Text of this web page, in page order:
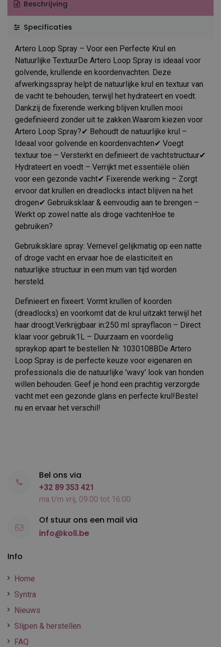
Beschrijving
Specificaties
Artero Loop Spray – Voor een Perfecte Krul en
Natuurlijke TextuurDe Artero Loop Spray is ideaal voor
golvende, krullende en koordenvachten. Deze
afwerkingsspray helpt de natuurlijke krul en textuur van
de vacht te behouden, terwijl het hydrateert en voedt.
Dankzij de fixerende werking blijven krullen mooi
gedefinieerd zonder uit te zakken.Waarom kiezen voor
Artero Loop Spray?✔ Behoudt de natuurlijke krul –
Ideaal voor golvende en koordenvachten✔ Voegt
textuur toe – Versterkt en definieert de vachtstructuur✔
Hydrateert en voedt – Verrijkt met essentiële oliën
voor een gezonde vacht✔ Fixerende werking – Zorgt
ervoor dat krullen en dreadlocks intact blijven na het
drogen✔ Gebruiksklaar & eenvoudig aan te brengen –
Werkt op zowel natte als droge vachtenHoe te
gebruiken?
Gebruiksklare spray: Vernevel gelijkmatig op een natte
of droge vacht en ervaar hoe de elasticiteit en
natuurlijke structuur in een mum van tijd worden
hersteld.
Definieert en fixeert: Vormt krullen of koorden
(dreadlocks) en voorkomt dat de krul uitzakt terwijl het
haar droogt.Verkrijgbaar in:250 ml sprayflacon – Direct
klaar voor gebruik1L – Duurzaam en voordelig
spraykop apart te bestellen Nr. 1030108BDe Artero
Loop Spray is de perfecte keuze voor eigenaren en
professionals die de natuurlijke 'wavy' look van honden
willen behouden. Geef je hond een prachtig verzorgde
vacht met een gezonde glans en perfecte krul!Bestel
nu en ervaar het verschil!
Info
Home
Syntra
Nieuws
Slijpen & herstellen
FAQ
Bel ons via
+32 89 353 421
ma t/m vrij, 09:00 tot 16:00
Of stuur ons een mail via
info@koll.be